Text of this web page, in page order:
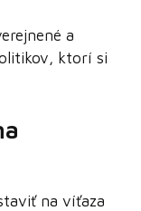
a
ktorí si
na víťaza